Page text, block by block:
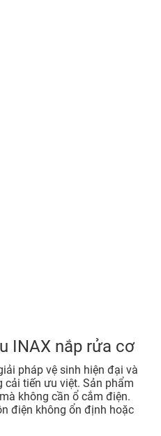
INAX nắp rửa cơ
pháp vệ sinh hiện đại và
tiến ưu việt. Sản phẩm
không cần ổ cắm điện.
điện không ổn định hoặc